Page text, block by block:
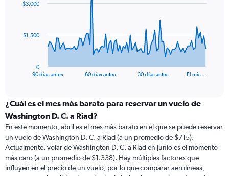
data
The
categories.
Range:
categories.
The
chart
has
1
90 días antes 60 días antes 30 días antes El mis…
0
$1.500
$3.000
¿Cuál es el mes más barato para reservar un vuelo de
Washington D. C. a Riad?
En este momento, abril es el mes más barato en el que se puede reservar
un vuelo de Washington D. C. a Riad (a un promedio de $715).
Actualmente, volar de Washington D. C. a Riad en junio es el momento
más caro (a un promedio de $1.338). Hay múltiples factores que
influyen en el precio de un vuelo, por lo que comparar aerolíneas,